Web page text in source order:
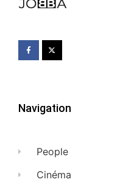
Navigation
People
Cinéma